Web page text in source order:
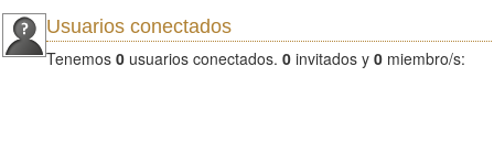
Usuarios conectados
Tenemos 0 usuarios conectados. 0 invitados y 0 miembro/s: